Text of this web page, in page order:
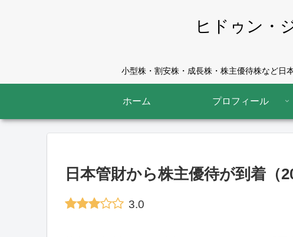
ヒドゥン・
小型株・割安株・成長株・株主優待株など日
ホーム プロフィール
日本管財から株主優待が到着（
3.0